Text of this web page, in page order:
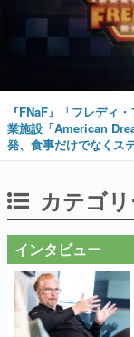
『FNaF』「フレディ
業施設「American
発、食事だけでなくス
カテゴ
インタビュー